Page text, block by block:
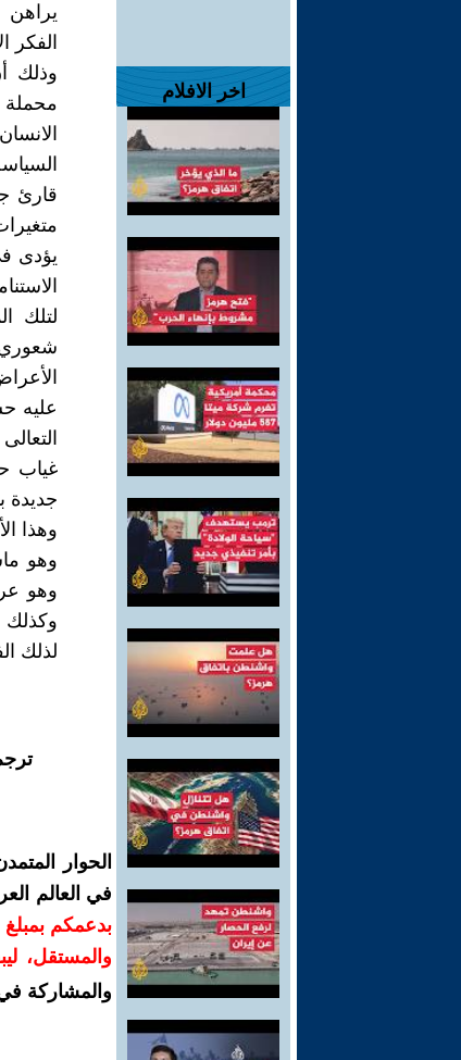
اخر الافلام
الفكر
وذلك
محملة
قارئ
يؤدى
لتلك
عليه
غياب
جديدة
وهذا
وهو
وهو
وكذلك
لذلك
الحوار
في العالم
والمستقل،
والمشاركة